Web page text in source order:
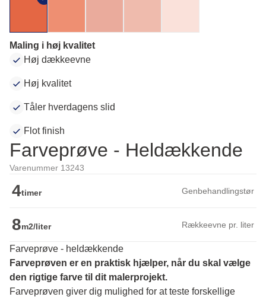
Maling i høj kvalitet
Høj dækkeevne
Høj kvalitet
Tåler hverdagens slid
Flot finish
Farveprøve - Heldækkende
Varenummer 13243
4timer Genbehandlingstør
8m2/liter Rækkeevne pr. liter
Farveprøve - heldækkende
Farveprøven er en praktisk hjælper, når du skal vælge
den rigtige farve til dit malerprojekt.
Farveprøven giver dig mulighed for at teste forskellige